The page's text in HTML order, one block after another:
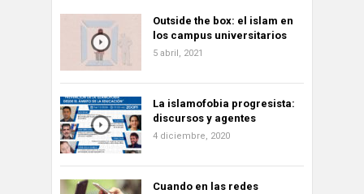
Outside the box: el islam en
los campus universitarios
5 abril, 2021
La islamofobia progresista:
discursos y agentes
4 diciembre, 2020
Cuando en las redes